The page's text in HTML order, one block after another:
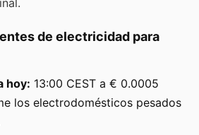
de electricidad para
hoy: 13:00 CEST a € 0.0005
los electrodomésticos pesados